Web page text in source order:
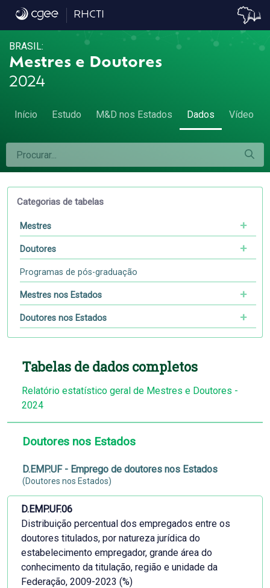
Dados RHCTI
BRASIL:
Mestres e Doutores
2024
Início Estudo M&D nos Estados Dados Vídeo
Categorias de tabelas
Mestres
Doutores
Programas de pós-graduação
Mestres nos Estados
Doutores nos Estados
Tabelas de dados completos
Relatório estatístico geral de Mestres e Doutores -
2024
Doutores nos Estados
D.EMP.UF - Emprego de doutores nos Estados
(Doutores nos Estados)
D.EMP.UF.06
Distribuição percentual dos empregados entre os
doutores titulados, por natureza jurídica do
estabelecimento empregador, grande área do
conhecimento da titulação, região e unidade da
Federação, 2009-2023 (%)